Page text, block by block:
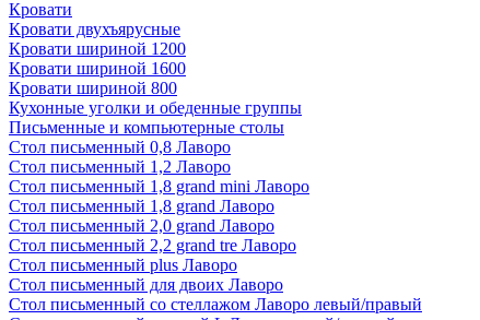
Кровати
Кровати двухъярусные
Кровати шириной 1200
Кровати шириной 1600
Кровати шириной 800
Кухонные уголки и обеденные группы
Письменные и компьютерные столы
Стол письменный 0,8 Лаворо
Стол письменный 1,2 Лаворо
Стол письменный 1,8 grand mini Лаворо
Стол письменный 1,8 grand Лаворо
Стол письменный 2,0 grand Лаворо
Стол письменный 2,2 grand tre Лаворо
Стол письменный plus Лаворо
Стол письменный для двоих Лаворо
Стол письменный со стеллажом Лаворо левый/правый